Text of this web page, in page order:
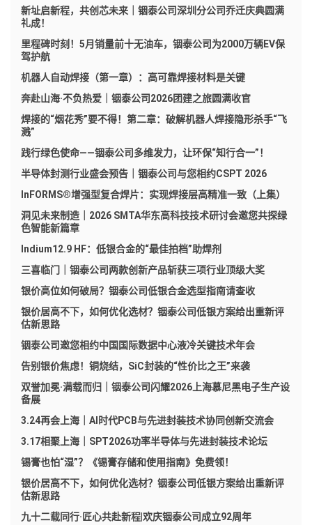
新址启新程，共创芯未来｜铟泰公司深圳分公司乔迁庆典圆满
礼成！
里程碑时刻！5月销量前十无油车，铟泰公司为2000万辆EV保
驾护航
机器人自动焊接（第一章）：高可靠焊接材料是关键
奔赴山海·不负热爱｜铟泰公司2026团建之旅圆满收官
焊接的“烟花秀”要不得！第二章：破解机器人焊接隐形杀手“飞
溅”
践行绿色使命——铟泰公司多维发力，让环保“知行合一”！
半导体封测行业盛会预告｜铟泰公司与您相约CSPT 2026
InFORMS®增强型复合焊片：实现焊接层高精准一致（上集）
洞见未来制造｜2026 SMTA华东高科技技术研讨会邀您共探绿
色智能新篇章
Indium12.9 HF：低银合金的“最佳拍档”助焊剂
三喜临门｜铟泰公司两款创新产品斩获三项行业顶级大奖
银价高位如何破局？铟泰公司低银合金选型指南请查收
银价居高不下，如何优化选材？铟泰公司低银方案给出重新评
估新思路
铟泰公司邀您相约中国国际数据中心液冷关键技术年会
告别银价焦虑！铜烧结，SiC封装的“性价比之王”来袭
双誉加冕·满载而归｜铟泰公司闪耀2026上海慕尼黑电子生产设
备展
3.24再会上海｜AI时代PCB与先进封装技术协同创新交流会
3.17相聚上海｜SPT2026功率半导体与先进封装技术论坛
锡膏也怕“湿”？《锡膏存储和使用指南》免费领！
银价居高不下，如何优化选材？铟泰公司低银方案给出重新评
估新思路
九十二载同行·匠心共赴新程|欢庆铟泰公司成立92周年